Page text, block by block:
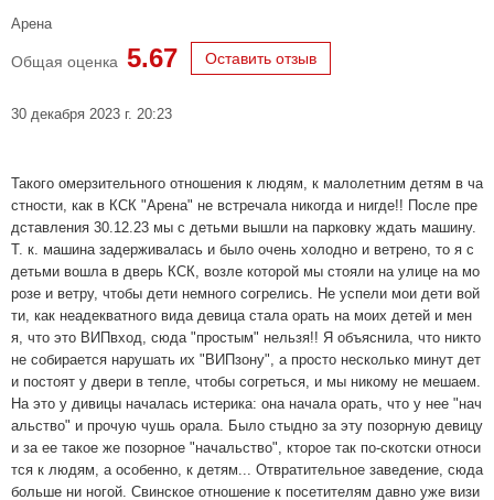
Арена
Общая оценка 5.67 Оставить отзыв
30 декабря 2023 г. 20:23
Такого омерзительного отношения к людям, к малолетним детям в ча
стности, как в КСК "Арена" не встречала никогда и нигде!! После пре
дставления 30.12.23 мы с детьми вышли на парковку ждать машину.
Т. к. машина задерживалась и было очень холодно и ветрено, то я с
детьми вошла в дверь КСК, возле которой мы стояли на улице на мо
розе и ветру, чтобы дети немного согрелись. Не успели мои дети вой
ти, как неадекватного вида девица стала орать на моих детей и мен
я, что это ВИПвход, сюда "простым" нельзя!! Я объяснила, что никто
не собирается нарушать их "ВИПзону", а просто несколько минут дет
и постоят у двери в тепле, чтобы согреться, и мы никому не мешаем.
На это у дивицы началась истерика: она начала орать, что у нее "нач
альство" и прочую чушь орала. Было стыдно за эту позорную девицу
и за ее такое же позорное "начальство", кторое так по-скотски относи
тся к людям, а особенно, к детям... Отвратительное заведение, сюда
больше ни ногой. Свинское отношение к посетителям давно уже визи